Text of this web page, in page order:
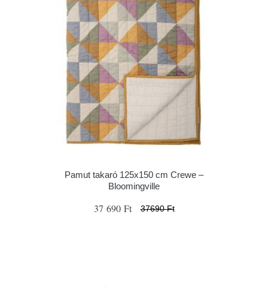
Pamut takaró 125x150 cm Crewe –
Bloomingville
37 690 Ft 37690 Ft